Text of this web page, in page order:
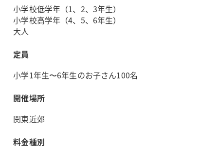
小学校低学年（1、2、3年生）
小学校高学年（4、5、6年生）
大人
定員
小学1年生〜6年生のお子さん100名
開催場所
関東近郊
料金種別